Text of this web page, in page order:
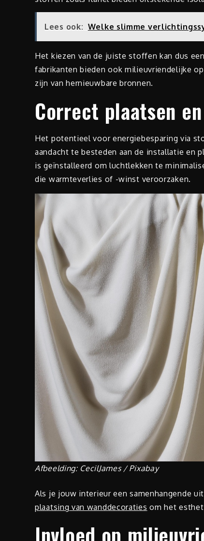
Lees ook: Welke slimme
Het kiezen van de juiste stoffen kan dus
fabrikanten bieden ook milieuvriendelijke
zijn van hernieuwbare bronnen.
Correct plaatsen
Het potentieel voor energiebesparing via
aandacht te besteden aan de installatie en
is geïnstalleerd om luchtlekken te
die warmteverlies of -winst veroorzaken.
Afbeelding: CecilJames / Pixabay
Als je jouw interieur een samenhangende
plaatsing van wanddecoraties om het
Invloed op